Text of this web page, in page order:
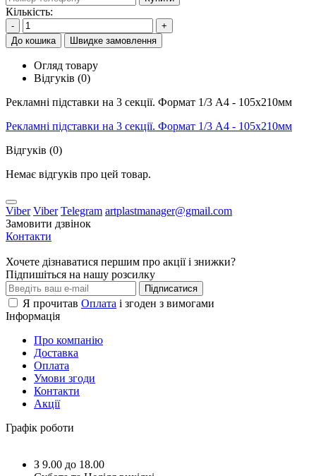
Кількість:
-
+
До кошика
Швидке замовлення
Огляд товару
Відгуків (0)
Рекламні підставки на 3 секції. Формат 1/3 А4 - 105x210мм
Рекламні підставки на 3 секції. Формат 1/3 А4 - 105x210мм
Відгуків (0)
Немає відгуків про цей товар.
Viber Viber Telegram artplastmanager@gmail.com
Замовити дзвінок
Контакти
Хочете дізнаватися першим про акції і знижки?
Підпишіться на нашу розсилку
Підписатися
Я прочитав Оплата і згоден з вимогами
Інформація
Про компанію
Доставка
Оплата
Умови згоди
Контакти
Акції
Графік роботи
З 9.00 до 18.00